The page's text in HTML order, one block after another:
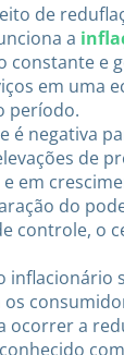
de
a
constante e
em uma
período.
é negativa
de
em
do
controle, o
inflacionário
ocorrer a